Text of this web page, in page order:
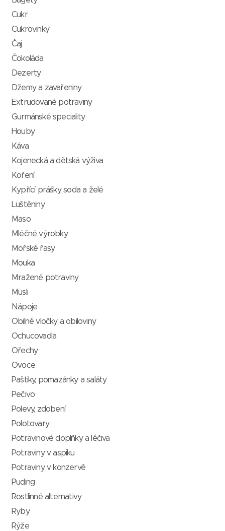
Cukr
Cukrovinky
Čaj
Čokoláda
Dezerty
Džemy a zavařeniny
Extrudované potraviny
Gurmánské speciality
Houby
Káva
Kojenecká a dětská výživa
Koření
Kypřící prášky, soda a želé
Luštěniny
Maso
Mléčné výrobky
Mořské řasy
Mouka
Mražené potraviny
Müsli
Nápoje
Obilné vločky a obiloviny
Ochucovadla
Ořechy
Ovoce
Paštiky, pomazánky a saláty
Pečivo
Polevy, zdobení
Polotovary
Potravinové doplňky a léčiva
Potraviny v aspiku
Potraviny v konzervě
Puding
Rostlinné alternativy
Ryby
Rýže